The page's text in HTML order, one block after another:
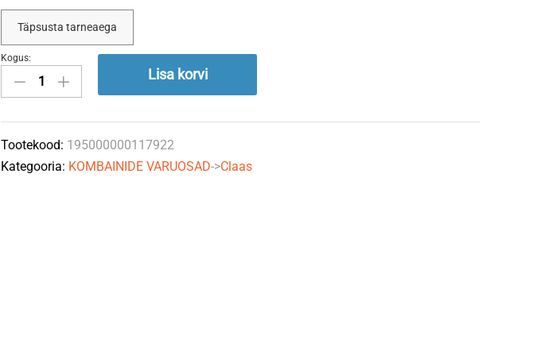
Täpsusta tarneaega
Tugi
0000117922
quantity
Kogus:
Lisa korvi
Tootekood: 195000000117922
Kategooria: KOMBAINIDE VARUOSAD->Claas